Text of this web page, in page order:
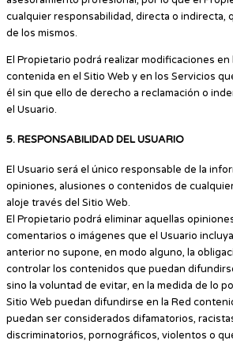
cualquier responsabilidad, directa o indirecta,
de los mismos.
El Propietario podrá realizar modificaciones en
contenida en el Sitio Web y en los Servicios
él sin que ello de derecho a reclamación o
el Usuario.
5. RESPONSABILIDAD DEL USUARIO
El Usuario será el único responsable de la
opiniones, alusiones o contenidos de
aloje través del Sitio Web.
El Propietario podrá eliminar aquellas
comentarios o imágenes que el Usuario
anterior no supone, en modo alguno, la
controlar los contenidos que puedan
sino la voluntad de evitar, en la medida de lo
Sitio Web puedan difundirse en la Red
puedan ser considerados difamatorios,
discriminatorios, pornográficos, violentos o